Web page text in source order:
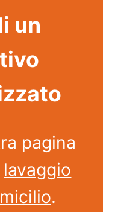
un
pagina
lavaggio
.